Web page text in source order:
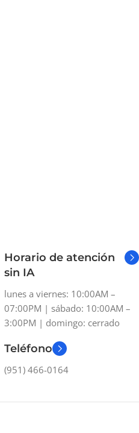
Horario de atención
sin IA
lunes a viernes: 10:00AM –
07:00PM | sábado: 10:00AM –
3:00PM | domingo: cerrado
Teléfono
(951) 466-0164